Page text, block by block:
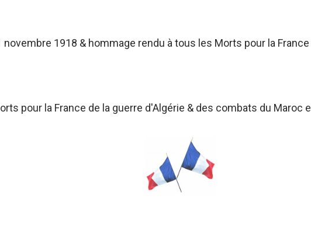
1918 & hommage rendu à tous les Morts pour la France
pour la France de la guerre d'Algérie & des combats du Maroc